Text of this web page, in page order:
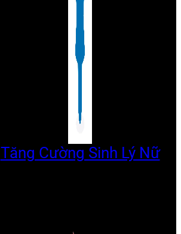
Tăng Cường Sinh Lý Nữ